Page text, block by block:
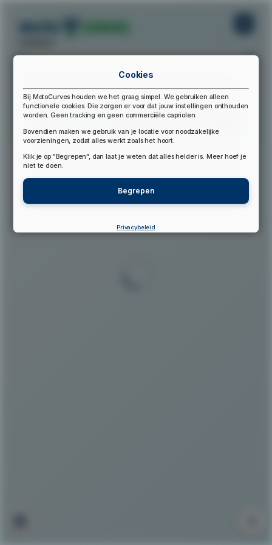
▲
Cookies
Bij MotoCurves houden we het graag simpel. We gebruiken alleen
functionele cookies. Die zorgen er voor dat jouw instellingen onthouden
worden. Geen tracking en geen commerciële capriolen.
Bovendien maken we gebruik van je locatie voor noodzakelijke
voorzieningen, zodat alles werkt zoals het hoort.
Klik je op "Begrepen", dan laat je weten dat alles helder is. Meer hoef je
niet te doen.
Begrepen
Privacybeleid